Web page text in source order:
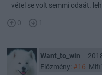
vétel se volt semmi odaát.
0 1
Want_to_win
Előzmény: #16